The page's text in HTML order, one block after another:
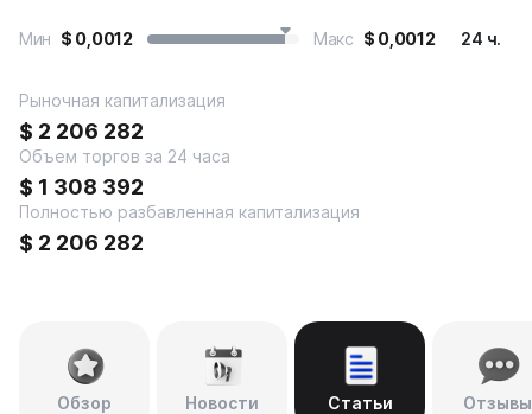
Мин $ 0,0012 Макс $ 0,0012 24 ч.
Рыночная капитализация
$ 2 206 282
Объем торгов за 24 часа
$ 1 308 392
Полностью разбавленная капитализация
$ 2 206 282
Обзор Новости Статьи Отзывы